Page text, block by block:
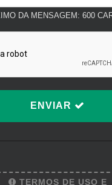
DA MENSAGEM: 600
ENVIAR
TERMOS DE USO E